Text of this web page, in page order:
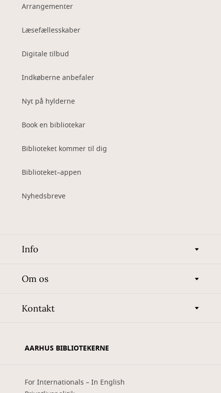
Arrangementer
Læsefællesskaber
Digitale tilbud
Indkøberne anbefaler
Nyt på hylderne
Book en bibliotekar
Biblioteket kommer til dig
Biblioteket–appen
Nyhedsbreve
Info
Om os
Kontakt
AARHUS BIBLIOTEKERNE
For Internationals – In English